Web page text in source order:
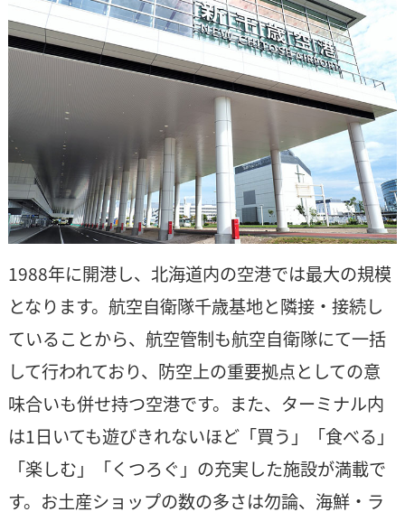
1988年に開港し、北海道内の空港では最大の規模
となります。航空自衛隊千歳基地と隣接・接続し
ていることから、航空管制も航空自衛隊にて一括
して行われており、防空上の重要拠点としての意
味合いも併せ持つ空港です。また、ターミナル内
は1日いても遊びきれないほど「買う」「食べる」
「楽しむ」「くつろぐ」の充実した施設が満載で
す。お土産ショップの数の多さは勿論、海鮮・ラ